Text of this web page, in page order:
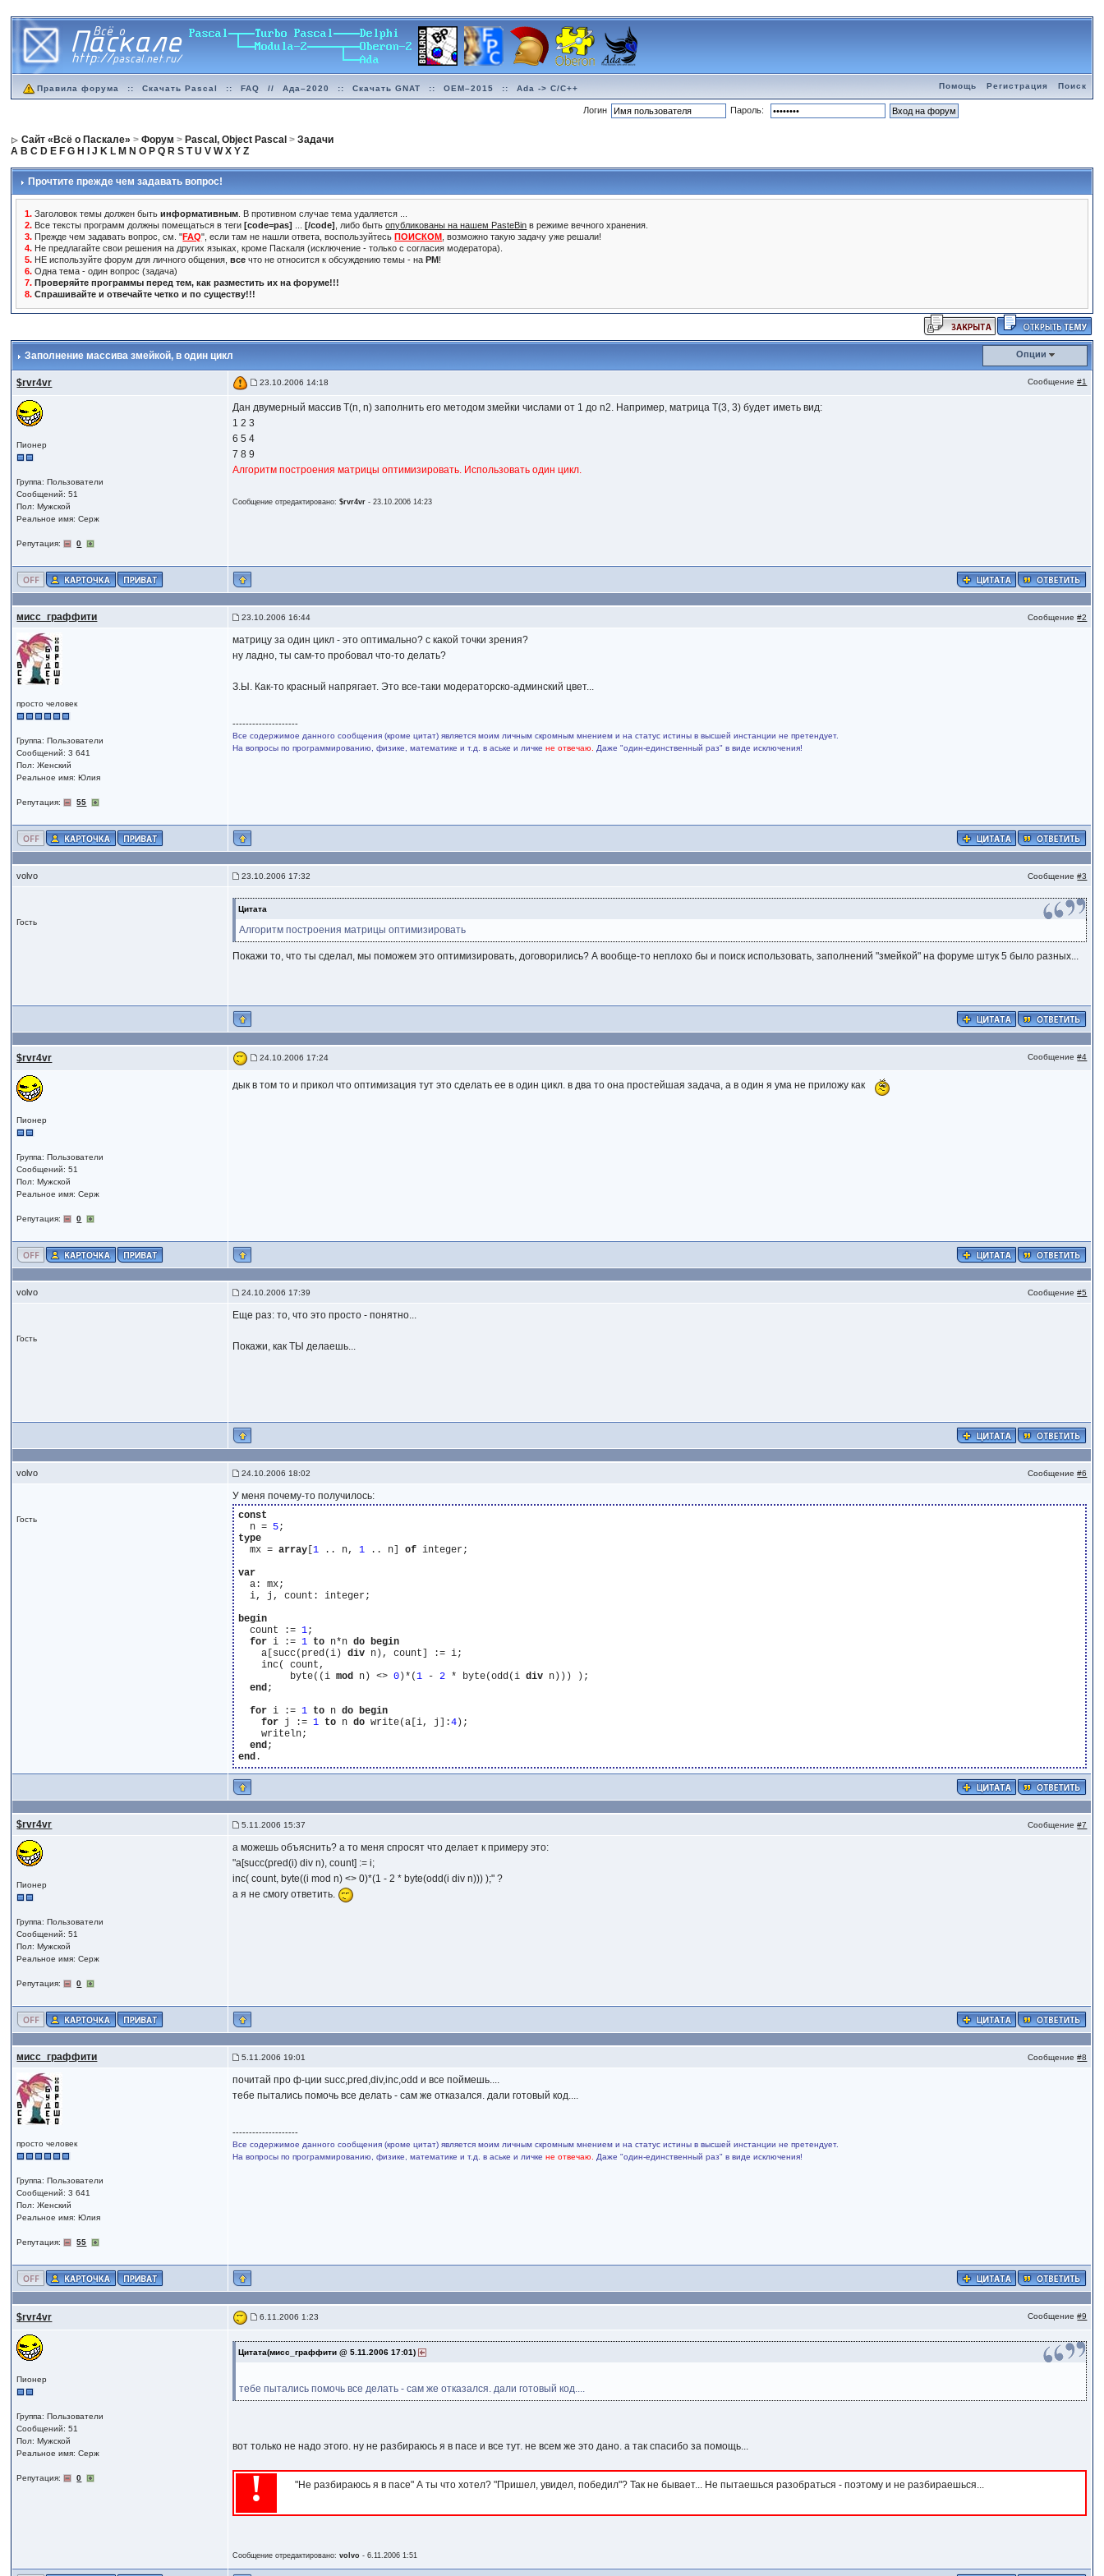
Правила форума :: Скачать Pascal :: FAQ // Ада–2020 :: Скачать GNAT :: OEM–2015 :: Ada -> C/C++ Помощь Регистрация Поиск
Логин Пароль:
Сайт «Всё о Паскале» >Форум > Pascal, Object Pascal >Задачи
A B C D E F G H J K L M N O P Q R S T U V W X Y Z
Прочтите прежде чем задавать вопрос!
1. Заголовок темы должен бытьинформативным . В противном случае тема удаляется ...
2. Все тексты программ должны помещаться в теги[code=pas] ...[/code] , либо бытьопубликованы на нашем PasteBin в режиме вечного хранения.
3. Прежде чем задавать вопрос, см. "FAQ", если там не нашли ответа, воспользуйтесьПОИСКОМ , возможно такую задачу уже решали!
4. Не предлагайте свои решения на других языках, кроме Паскаля (исключение - только с согласия модератора).
5. НЕ используйте форум для личного общения,все что не относится к обсуждению темы - наPM!
6. Одна тема - один вопрос (задача)
7. Проверяйте программы перед тем, как разместить их на форуме!!!
8. Спрашивайте и отвечайте четко и по существу!!!
Заполнение массива змейкой, в один цикл Опции
$rvr4vr 23.10.2006 14:18 Сообщение#1
Пионер
Группа: Пользователи
Сообщений: 51
Пол: Мужской
Реальное имя: Серж
Репутация: 0
Дан двумерный массив T(n, n) заполнить его методом змейки числами от 1 до n2. Например, матрица T(3, 3) будет иметь вид:
1 2 3
6 5 4
7 8 9
Алгоритм построения матрицы оптимизировать. Использовать один цикл.
Сообщение отредактировано:$rvr4vr -23.10.2006 14:23
мисс_граффити 23.10.2006 16:44 Сообщение#2
просто человек
Группа: Пользователи
Сообщений: 3 641
Пол: Женский
Реальное имя: Юлия
Репутация: 55
матрицу за один цикл - это оптимально? с какой точки зрения?
ну ладно, ты сам-то пробовал что-то делать?
З.Ы. Как-то красный напрягает. Это все-таки модераторско-админский цвет...
--------------------
Все содержимое данного сообщения (кроме цитат) является моим личным скромным мнением и на статус истины в высшей инстанции не претендует.
На вопросы по программированию, физике, математике и т.д. в аське и личкене отвечаю. Даже "один-единственный раз" в виде исключения!
volvo 23.10.2006 17:32 Сообщение#3
Гость
Цитата
Алгоритм построения матрицы оптимизировать
Покажи то, что ты сделал, мы поможем это оптимизировать, договорились? А вообще-то неплохо бы и поиск использовать, заполнений "змейкой" на форуме штук 5 было разных...
$rvr4vr 24.10.2006 17:24 Сообщение#4
Пионер
Группа: Пользователи
Сообщений: 51
Пол: Мужской
Реальное имя: Серж
Репутация: 0
дык в том то и прикол что оптимизация тут это сделать ее в один цикл. в два то она простейшая задача, а в один я ума не приложу как
volvo 24.10.2006 17:39 Сообщение#5
Гость
Еще раз: то, что это просто - понятно...
Покажи, как ТЫ делаешь...
volvo 24.10.2006 18:02 Сообщение#6
Гость
У меня почему-то получилось:
const
  n =
5
type
  mx =
array [1 .. n, 1 .. n] of integer;
var
  a: mx;
  i, j, count: integer;
begin
  count :=
1;
for i := 1 to n*n do begin
    a[succ(pred(i)
div n), count] := i;
    inc( count,
         byte((i
mod n) <> 0 )*(1 - 2 * byte(odd(i div n))) );
end;
for i := 1 to n do begin
for j := 1 to n do write(a[i, j]:4 );
    writeln;
end
end
$rvr4vr 5.11.2006 15:37 Сообщение#7
Пионер
Группа: Пользователи
Сообщений: 51
Пол: Мужской
Реальное имя: Серж
Репутация: 0
а можешь объяснить? а то меня спросят что делает к примеру это:
"a[succ(pred(i) div n), count] := i;
inc( count, byte((i mod n) <> 0)*(1 - 2 * byte(odd(i div n))) );" ?
а я не смогу ответить.
мисс_граффити 5.11.2006 19:01 Сообщение#8
просто человек
Группа: Пользователи
Сообщений: 3 641
Пол: Женский
Реальное имя: Юлия
Репутация: 55
почитай про ф-ции succ,pred,div,inc,odd и все поймешь....
тебе пытались помочь все делать - сам же отказался. дали готовый код....
--------------------
Все содержимое данного сообщения (кроме цитат) является моим личным скромным мнением и на статус истины в высшей инстанции не претендует.
На вопросы по программированию, физике, математике и т.д. в аське и личкене отвечаю. Даже "один-единственный раз" в виде исключения!
$rvr4vr 6.11.2006 1:23 Сообщение#9
Пионер
Группа: Пользователи
Сообщений: 51
Пол: Мужской
Реальное имя: Серж
Репутация: 0
Цитата(мисс_граффити @ 5.11.2006 17:01)
тебе пытались помочь все делать - сам же отказался. дали готовый код....
вот только не надо этого. ну не разбираюсь я в пасе и все тут. не всем же это дано. а так спасибо за помощь...
! "Не разбираюсь я в пасе" А ты что хотел? "Пришел, увидел, победил"? Так не бывает... Не пытаешься разобраться - поэтому и не разбираешься...
Сообщение отредактировано:volvo -6.11.2006 1:51